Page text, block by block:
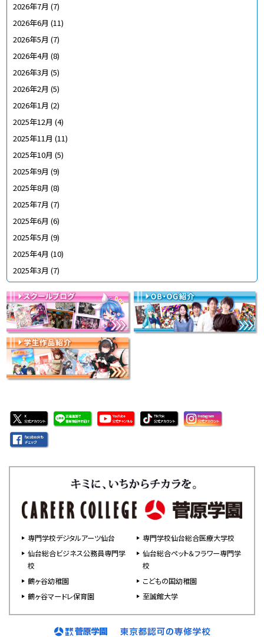
2026年7月 (7)
2026年6月 (11)
2026年5月 (7)
2026年4月 (8)
2026年3月 (5)
2026年2月 (5)
2026年1月 (2)
2025年12月 (4)
2025年11月 (11)
2025年10月 (5)
2025年9月 (9)
2025年8月 (8)
2025年7月 (7)
2025年6月 (6)
2025年5月 (9)
2025年4月 (10)
2025年3月 (7)
専門学校デジタルアーツ仙台
専門学校仙台総合医療大学校
仙台総合ビジネス公務員専門学
校
仙台総合ペット＆フラワー専門学
校
鶴ヶ谷幼稚園
こどもの国幼稚園
鶴ヶ谷マードレ保育園
至誠館大学